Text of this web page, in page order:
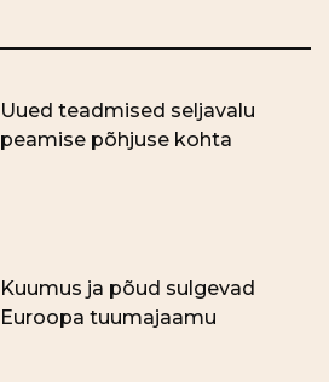
Uued teadmised seljavalu
peamise põhjuse kohta
Kuumus ja põud sulgevad
Euroopa tuumajaamu